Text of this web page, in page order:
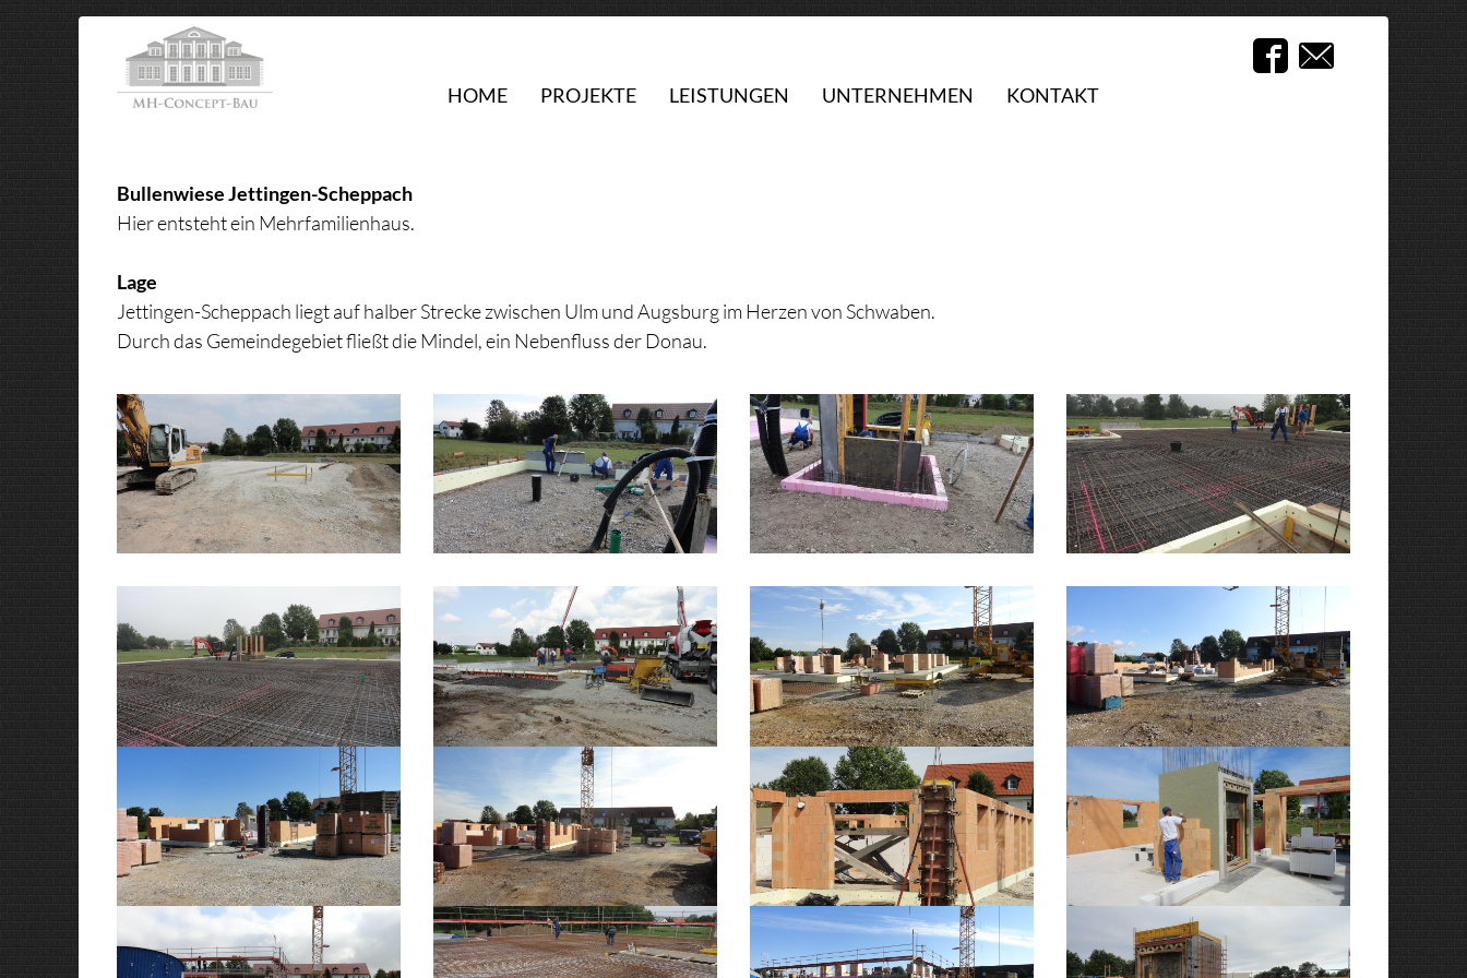
HOME PROJEKTE LEISTUNGEN UNTERNEHMEN KONTAKT
Bullenwiese Jettingen-Scheppach
Hier entsteht ein Mehrfamilienhaus.
Lage
Jettingen-Scheppach liegt auf halber Strecke zwischen Ulm und Augsburg im Herzen von Schwaben.
Durch das Gemeindegebiet fließt die Mindel, ein Nebenfluss der Donau.